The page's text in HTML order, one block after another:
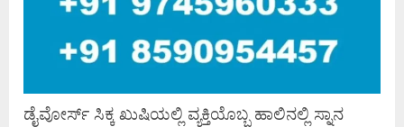
ಡೈವೋರ್ಸ್ ಸಿಕ್ಕ ಖುಷಿಯಲ್ಲಿ ವ್ಯಕ್ತಿಯೊಬ್ಬ ಹಾಲಿನಲ್ಲಿ ಸ್ನಾನ